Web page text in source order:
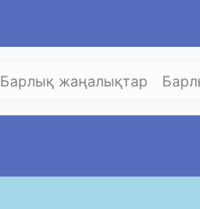
Барлық жаңалықтар